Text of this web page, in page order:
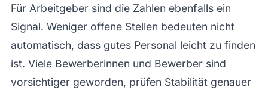
Für Arbeitgeber sind die Zahlen ebenfalls ein
Signal. Weniger offene Stellen bedeuten nicht
automatisch, dass gutes Personal leicht zu finden
ist. Viele Bewerberinnen und Bewerber sind
vorsichtiger geworden, prüfen Stabilität genauer